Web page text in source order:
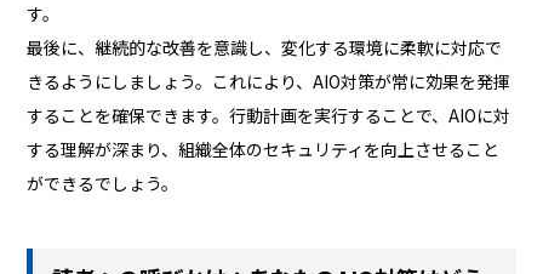
す。
最後に、継続的な改善を意識し、変化する環境に柔軟に対応で
きるようにしましょう。これにより、AIO対策が常に効果を発揮
することを確保できます。行動計画を実行することで、AIOに対
する理解が深まり、組織全体のセキュリティを向上させること
ができるでしょう。